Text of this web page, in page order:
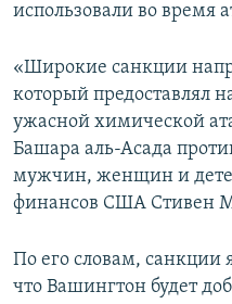
использовали во время
«Широкие санкции
который предоставлял
ужасной химической
Башара аль-Асада
мужчин, женщин и
финансов США Стивен
По его словам, санкции
что Вашингтон будет